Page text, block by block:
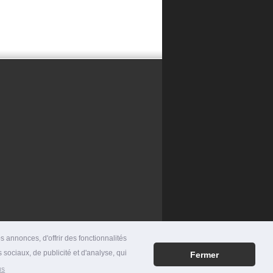
annonces, d'offrir des fonctionnalités
de publicité et d'analyse, qui
Fermer